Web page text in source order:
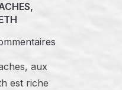
aux
est riche